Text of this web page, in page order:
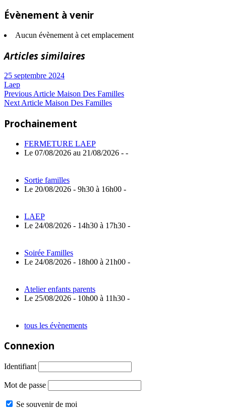
Évènement à venir
Aucun évènement à cet emplacement
Articles similaires
25 septembre 2024
Laep
Navigation
l’article
Previous ArticlePrevious
Post:
Maison Des Familles
Next ArticleNext
Maison Des Familles
Prochainement
FERMETURE LAEP
Le 07/08/2026 au 21/08/2026 - -
Sortie familles
Le 20/08/2026 - 9h30 à 16h00 -
LAEP
Le 24/08/2026 - 14h30 à 17h30 -
Soirée Familles
Le 24/08/2026 - 18h00 à 21h00 -
Atelier enfants parents
Le 25/08/2026 - 10h00 à 11h30 -
tous les évènements
Connexion
Identifiant
Mot de passe
Se souvenir de moi